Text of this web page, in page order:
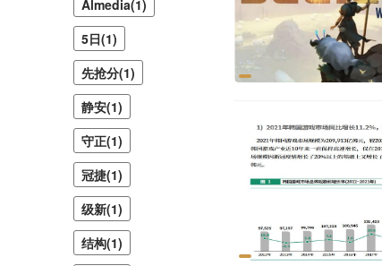
Almedia(1)
5日(1)
先抢分(1)
静安(1)
守正(1)
冠捷(1)
级新(1)
结构(1)